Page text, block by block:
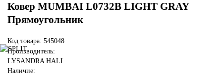
Ковер MUMBAI L0732B LIGHT GRAY
Прямоугольник
Код товара: 545048
Производитель:
LYSANDRA HALI
Наличие: